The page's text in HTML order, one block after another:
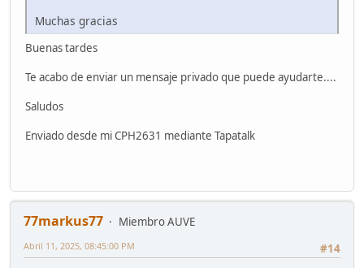
Muchas gracias
Buenas tardes
Te acabo de enviar un mensaje privado que puede ayudarte....
Saludos
Enviado desde mi CPH2631 mediante Tapatalk
77markus77
Miembro AUVE
#14
Abril 11, 2025, 08:45:00 PM